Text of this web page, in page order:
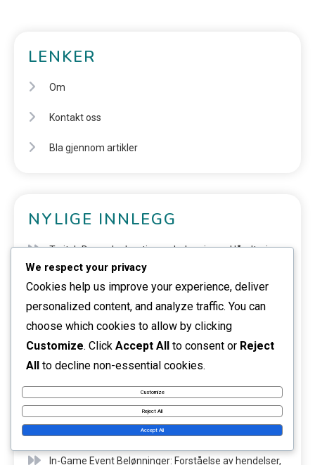
LENKER
Om
Kontakt oss
Bla gjennom artikler
NYLIGE INNLEGG
Twitch Drops: Innhenting av belønninger, Håndtering
av inventar, Spillpåvirkning
Twitch Drops: Integrasjon med Warframe, Koble
kontoer, Belønnings typer
Twitch Drops: Vanlige problemer, Løsninger for krav,
Twitch Drops: Belønnings tidslinje, Arrangementets
varighet, Krav varsler
In-Game Event Belønninger: Forståelse av hendelser,
We respect your privacy
Cookies help us improve your experience, deliver
personalized content, and analyze traffic. You can
choose which cookies to allow by clicking
Customize. Click Accept All to consent or Reject
All to decline non-essential cookies.
Customize
Reject All
Accept All